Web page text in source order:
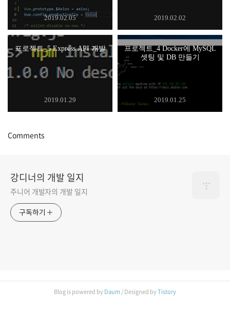
2019.02.05 2019.02.02
프로젝트_5 Express API 개발
2019.01.29
프로젝트_4 Docker에 MySQL
셋팅 및 DB 만들기
2019.01.25
Comments
강디너의 개발 일지
주니어 개발자의 개발 일지
구독하기
Blog is powered by Daum/ Designed byTistory